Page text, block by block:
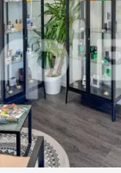
sont à la charge de
ttc .Nos frais